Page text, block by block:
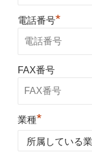
電話番号*
FAX番号
業種*